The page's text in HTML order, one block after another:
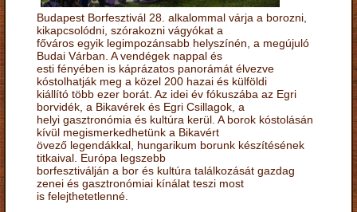
Budapest Borfesztivál 28. alkalommal várja a borozni,
kikapcsolódni, szórakozni vágyókat a
főváros egyik legimpozánsabb helyszínén, a megújuló
Budai Várban. A vendégek nappal és
esti fényében is káprázatos panorámát élvezve
kóstolhatják meg a közel 200 hazai és külföldi
kiállító több ezer borát. Az idei év fókuszába az Egri
borvidék, a Bikavérek és Egri Csillagok, a
helyi gasztronómia és kultúra kerül. A borok kóstolásán
kívül megismerkedhetünk a Bikavért
övező legendákkal, hungarikum borunk készítésének
titkaival. Európa legszebb
borfesztiválján a bor és kultúra találkozását gazdag
zenei és gasztronómiai kínálat teszi most
is felejthetetlenné.